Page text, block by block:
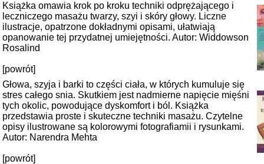
Książka omawia krok po kroku techniki odprężającego i
leczniczego masażu twarzy, szyi i skóry głowy. Liczne
ilustracje, opatrzone dokładnymi opisami, ułatwiają
opanowanie tej przydatnej umiejętności. Autor: Widdowson
Rosalind
[powrót]
Głowa, szyja i barki to części ciała, w których kumuluje się
stres całego snia. Skutkiem jest nadmierne napięcie mięśni
tych okolic, powodujące dyskomfort i ból. Książka
przedstawia proste i skuteczne techniki masażu. Czytelne
opisy ilustrowane są kolorowymi fotografiamii i rysunkami.
Autor: Narendra Mehta
[powrót]